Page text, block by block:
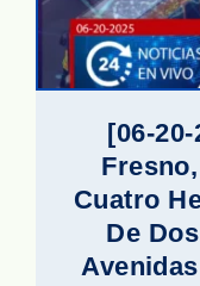
[06-
Cuatro
De